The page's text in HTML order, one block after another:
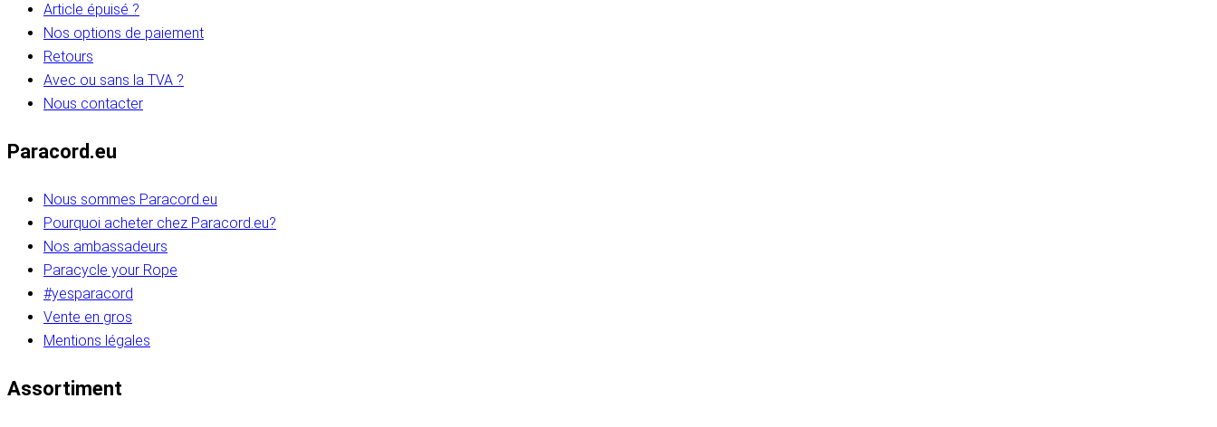
Article épuisé ?
Nos options de paiement
Retours
Avec ou sans la TVA ?
Nous contacter
Paracord.eu
Nous sommes Paracord.eu
Pourquoi acheter chez Paracord.eu?
Nos ambassadeurs
Paracycle your Rope
#yesparacord
Vente en gros
Mentions légales
Assortiment